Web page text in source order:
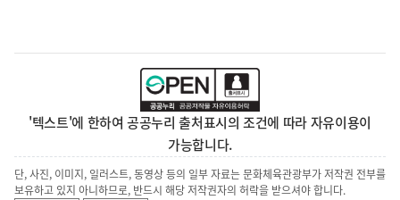
'텍스트'에 한하여 공공누리 출처표시의 조건에 따라 자유이용이
가능합니다.
단, 사진, 이미지, 일러스트, 동영상 등의 일부 자료는 문화체육관광부가 저작권 전부를
보유하고 있지 아니하므로, 반드시 해당 저작권자의 허락을 받으셔야 합니다.